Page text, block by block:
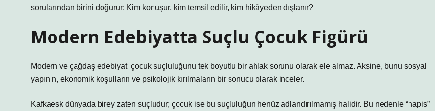
sorularından birini doğurur: Kim konuşur, kim temsil edilir, kim hikâyeden dışlanır?
Modern Edebiyatta Suçlu Çocuk Figürü
Modern ve çağdaş edebiyat, çocuk suçluluğunu tek boyutlu bir ahlak sorunu olarak ele almaz. Aksine, bunu sosyal
yapının, ekonomik koşulların ve psikolojik kırılmaların bir sonucu olarak inceler.
Kafkaesk dünyada birey zaten suçludur; çocuk ise bu suçluluğun henüz adlandırılmamış halidir. Bu nedenle “hapis”